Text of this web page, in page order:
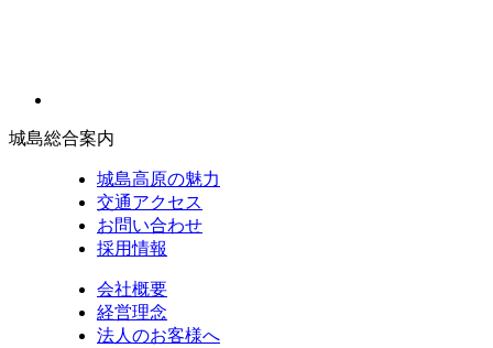
城島総合案内
城島高原の魅力
交通アクセス
お問い合わせ
採用情報
会社概要
経営理念
法人のお客様へ